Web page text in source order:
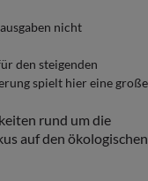
nicht
den steigenden
spielt hier eine große
rund um die
auf den ökologischen